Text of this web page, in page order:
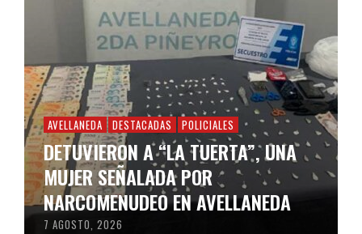
AVELLANEDA DESTACADAS POLICIALES
DETUVIERON A “LA TUERTA”, UNA
MUJER SEÑALADA POR
NARCOMENUDEO EN AVELLANEDA
7 AGOSTO, 2026